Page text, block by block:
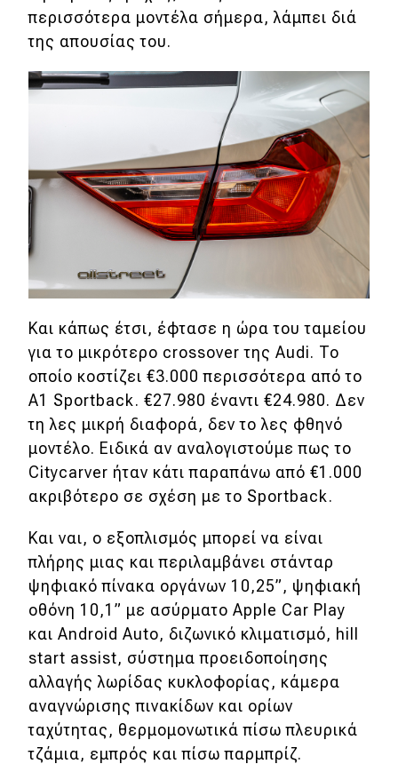
περισσότερα μοντέλα σήμερα, λάμπει διά
της απουσίας του.
Και κάπως έτσι, έφτασε η ώρα του ταμείου
για το μικρότερο crossover της Audi. To
οποίο κοστίζει €3.000 περισσότερα από το
A1 Sportback. €27.980 έναντι €24.980. Δεν
τη λες μικρή διαφορά, δεν το λες φθηνό
μοντέλο. Ειδικά αν αναλογιστούμε πως το
Citycarver ήταν κάτι παραπάνω από €1.000
ακριβότερο σε σχέση με το Sportback.
Και ναι, ο εξοπλισμός μπορεί να είναι
πλήρης μιας και περιλαμβάνει στάνταρ
ψηφιακό πίνακα οργάνων 10,25”, ψηφιακή
οθόνη 10,1” με ασύρματο Apple Car Play
και Android Auto, διζωνικό κλιματισμό, hill
start assist, σύστημα προειδοποίησης
αλλαγής λωρίδας κυκλοφορίας, κάμερα
αναγνώρισης πινακίδων και ορίων
ταχύτητας, θερμομονωτικά πίσω πλευρικά
τζάμια, εμπρός και πίσω παρμπρίζ.